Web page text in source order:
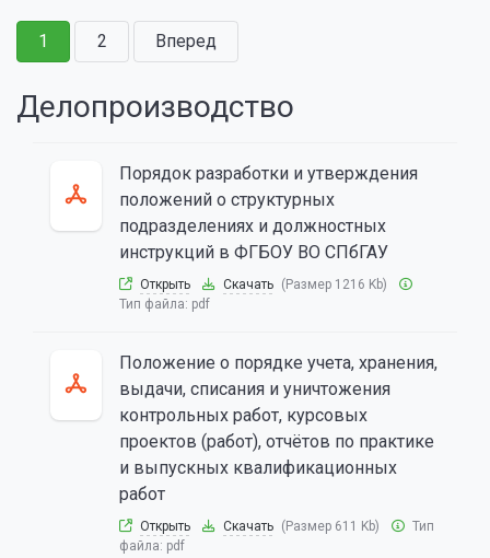
1 2 Вперед
Делопроизводство
Порядок разработки и утверждения
положений о структурных
подразделениях и должностных
инструкций в ФГБОУ ВО СПбГАУ
Открыть Скачать (Размер 1216 Kb)
Тип файла: pdf
Положение о порядке учета, хранения,
выдачи, списания и уничтожения
контрольных работ, курсовых
проектов (работ), отчётов по практике
и выпускных квалификационных
работ
Открыть Скачать (Размер 611 Kb)
Тип
файла: pdf